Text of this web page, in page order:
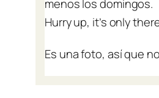
menos los domingos.
Hurry up, it’s only
Es una foto, así que